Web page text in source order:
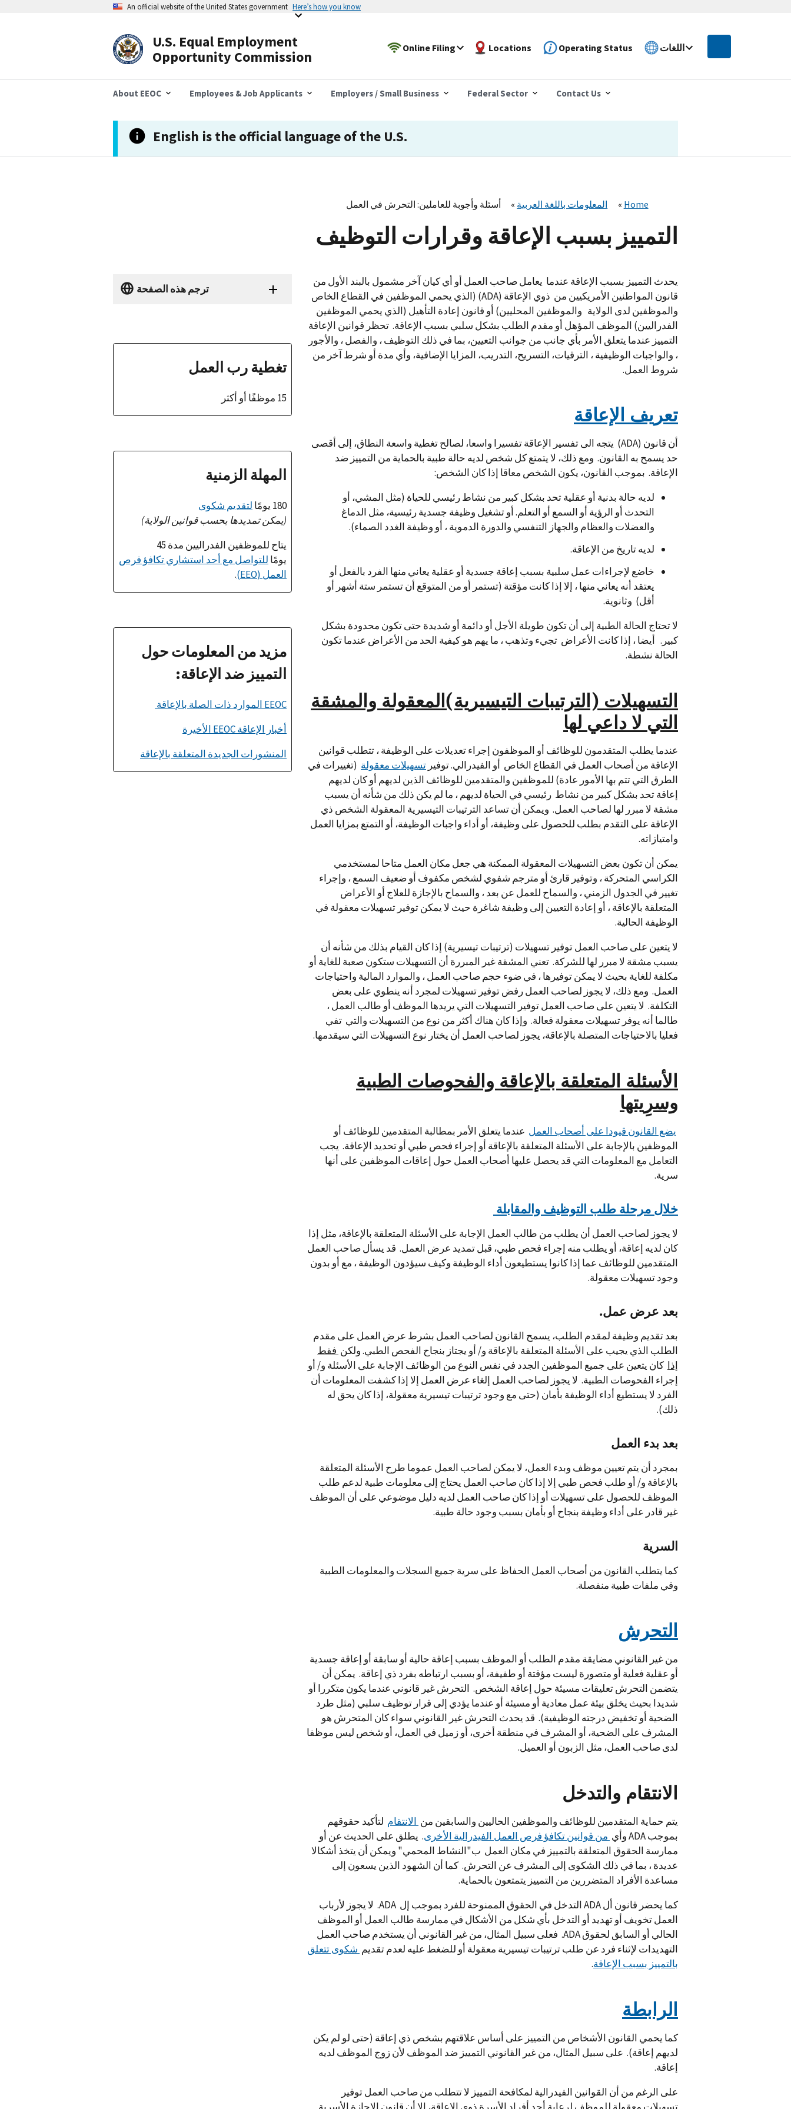
An official website of the United States government Here’s how you know
U.S. Equal Employment
Opportunity Commission
Online Filing Locations Operating Status اللغات
About EEOC Employees & Job Applicants Employers / Small Business Federal Sector Contact Us
English is the official language of the U.S.
Home المعلومات باللغة العربية أسئلة وأجوبة للعاملين: التحرش في العمل
التمييز بسبب الإعاقة وقرارات التوظيف
يحدث التمييز بسبب الإعاقة عندما يعامل صاحب العمل أو أي كيان آخر مشمول بالبند الأول من
قانون المواطنين الأمريكيين من ذوي الإعاقة (ADA) (الذي يحمي الموظفين في القطاع الخاص
والموظفين لدى الولاية والموظفين المحليين) أو قانون إعادة التأهيل (الذي يحمي الموظفين
الفدراليين) الموظف المؤهل أو مقدم الطلب بشكل سلبي بسبب الإعاقة. تحظر قوانين الإعاقة
التمييز عندما يتعلق الأمر بأي جانب من جوانب التعيين، بما في ذلك التوظيف ، والفصل ، والأجور
، والواجبات الوظيفية ، الترقيات، التسريح، التدريب، المزايا الإضافية، وأي مدة أو شرط آخر من
شروط العمل.
تعريف الإعاقة
أن قانون (ADA) يتجه الى تفسير الإعاقة تفسيرا واسعا، لصالح تغطية واسعة النطاق، إلى أقصى
حد يسمح به القانون. ومع ذلك، لا يتمتع كل شخص لديه حالة طبية بالحماية من التمييز ضد
الإعاقة. بموجب القانون، يكون الشخص معاقا إذا كان الشخص:
لديه حالة بدنية أو عقلية تحد بشكل كبير من نشاط رئيسي للحياة (مثل المشي، أو
التحدث أو الرؤية أو السمع أو التعلم. أو تشغيل وظيفة جسدية رئيسية، مثل الدماغ
والعضلات والعظام والجهاز التنفسي والدورة الدموية ، أو وظيفة الغدد الصماء).
لديه تاريخ من الإعاقة.
خاضع لإجراءات عمل سلبية بسبب إعاقة جسدية أو عقلية يعاني منها الفرد بالفعل أو
يعتقد أنه يعاني منها ، إلا إذا كانت مؤقتة (تستمر أو من المتوقع أن تستمر ستة أشهر أو
أقل) وثانوية.
لا تحتاج الحالة الطبية إلى أن تكون طويلة الأجل أو دائمة أو شديدة حتى تكون محدودة بشكل
كبير. أيضا ، إذا كانت الأعراض تجيء وتذهب ، ما يهم هو كيفية الحد من الأعراض عندما تكون
الحالة نشطة.
التسهيلات (الترتيبات التيسيرية)المعقولة والمشقة
التي لا داعي لها
عندما يطلب المتقدمون للوظائف أو الموظفون إجراء تعديلات على الوظيفة ، تتطلب قوانين
الإعاقة من أصحاب العمل في القطاع الخاص أو الفيدرالي. توفير تسهيلات معقولة (تغييرات في
الطرق التي تتم بها الأمور عادة) للموظفين والمتقدمين للوظائف الذين لديهم أو كان لديهم
إعاقة تحد بشكل كبير من نشاط رئيسي في الحياة لديهم ، ما لم يكن ذلك من شأنه أن يسبب
مشقة لا مبرر لها لصاحب العمل. ويمكن أن تساعد الترتيبات التيسيرية المعقولة الشخص ذي
الإعاقة على التقدم بطلب للحصول على وظيفة، أو أداء واجبات الوظيفة، أو التمتع بمزايا العمل
وامتيازاته.
يمكن أن تكون بعض التسهيلات المعقولة الممكنة هي جعل مكان العمل متاحا لمستخدمي
الكراسي المتحركة ، وتوفير قارئ أو مترجم شفوي لشخص مكفوف أو ضعيف السمع ، وإجراء
تغيير في الجدول الزمني ، والسماح للعمل عن بعد ، والسماح بالإجازة للعلاج أو الأعراض
المتعلقة بالإعاقة ، أو إعادة التعيين إلى وظيفة شاغرة حيث لا يمكن توفير تسهيلات معقولة في
الوظيفة الحالية.
لا يتعين على صاحب العمل توفير تسهيلات (ترتيبات تيسيرية) إذا كان القيام بذلك من شأنه أن
يسبب مشقة لا مبرر لها للشركة. تعني المشقة غير المبررة أن التسهيلات ستكون صعبة للغاية أو
مكلفة للغاية بحيث لا يمكن توفيرها ، في ضوء حجم صاحب العمل ، والموارد المالية واحتياجات
العمل. ومع ذلك، لا يجوز لصاحب العمل رفض توفير تسهيلات لمجرد أنه ينطوي على بعض
التكلفة. لا يتعين على صاحب العمل توفير التسهيلات التي يريدها الموظف أو طالب العمل ،
طالما أنه يوفر تسهيلات معقولة فعالة. وإذا كان هناك أكثر من نوع من التسهيلات والتي تفي
فعليا بالاحتياجات المتصلة بالإعاقة، يجوز لصاحب العمل أن يختار نوع التسهيلات التي سيقدمها.
الأسئلة المتعلقة بالإعاقة والفحوصات الطبية
وسرِيتها
يضع القانون قيودا على أصحاب العمل عندما يتعلق الأمر بمطالبة المتقدمين للوظائف أو
الموظفين بالإجابة على الأسئلة المتعلقة بالإعاقة أو إجراء فحص طبي أو تحديد الإعاقة. يجب
التعامل مع المعلومات التي قد يحصل عليها أصحاب العمل حول إعاقات الموظفين على أنها
سرية.
خلال مرحلة طلب التوظيف والمقابلة
لا يجوز لصاحب العمل أن يطلب من طالب العمل الإجابة على الأسئلة المتعلقة بالإعاقة، مثل إذا
كان لديه إعاقة، أو يطلب منه إجراء فحص طبي، قبل تمديد عرض العمل. قد يسأل صاحب العمل
المتقدمين للوظائف عما إذا كانوا يستطيعون أداء الوظيفة وكيف سيؤدون الوظيفة ، مع أو بدون
وجود تسهيلات معقولة.
بعد عرض عمل.
بعد تقديم وظيفة لمقدم الطلب، يسمح القانون لصاحب العمل بشرط عرض العمل على مقدم
الطلب الذي يجيب على الأسئلة المتعلقة بالإعاقة و/ أو يجتاز بنجاح الفحص الطبي. ولكن فقط
إذا كان يتعين على جميع الموظفين الجدد في نفس النوع من الوظائف الإجابة على الأسئلة و/ أو
إجراء الفحوصات الطبية. لا يجوز لصاحب العمل إلغاء عرض العمل إلا إذا كشفت المعلومات أن
الفرد لا يستطيع أداء الوظيفة بأمان (حتى مع وجود ترتيبات تيسيرية معقولة، إذا كان يحق له
ذلك).
بعد بدء العمل
بمجرد أن يتم تعيين موظف وبدء العمل، لا يمكن لصاحب العمل عموما طرح الأسئلة المتعلقة
بالإعاقة و/ أو طلب فحص طبي إلا إذا كان صاحب العمل يحتاج إلى معلومات طبية لدعم طلب
الموظف للحصول على تسهيلات أو إذا كان صاحب العمل لديه دليل موضوعي على أن الموظف
غير قادر على أداء وظيفة بنجاح أو بأمان بسبب وجود حالة طبية.
السرية
كما يتطلب القانون من أصحاب العمل الحفاظ على سرية جميع السجلات والمعلومات الطبية
وفي ملفات طبية منفصلة.
التحرش
من غير القانوني مضايقة مقدم الطلب أو الموظف بسبب إعاقة حالية أو سابقة أو إعاقة جسدية
أو عقلية فعلية أو متصورة ليست مؤقتة أو طفيفة، أو بسبب ارتباطه بفرد ذي إعاقة. يمكن أن
يتضمن التحرش تعليقات مسيئة حول إعاقة الشخص. التحرش غير قانوني عندما يكون متكررا أو
شديدا بحيث يخلق بيئة عمل معادية أو مسيئة أو عندما يؤدي إلى قرار توظيف سلبي (مثل طرد
الضحية أو تخفيض درجته الوظيفية). قد يحدث التحرش غير القانوني سواء كان المتحرش هو
المشرف على الضحية، أو المشرف في منطقة أخرى، أو زميل في العمل، أو شخص ليس موظفا
لدى صاحب العمل، مثل الزبون أو العميل.
الانتقام والتدخل
يتم حماية المتقدمين للوظائف والموظفين الحاليين والسابقين من الانتقام لتأكيد حقوقهم
بموجب ADA وأي
من قوانين تكافؤ فرص العمل الفيدرالية الأخرى. يطلق على الحديث عن أو
ممارسة الحقوق المتعلقة بالتمييز في مكان العمل ب"النشاط المحمي" ويمكن أن يتخذ أشكالا
عديدة ، بما في ذلك الشكوى إلى المشرف عن التحرش. كما أن الشهود الذين يسعون إلى
مساعدة الأفراد المتضررين من التمييز يتمتعون بالحماية.
كما يحضر قانون أل ADA التدخل في الحقوق الممنوحة للفرد بموجب إل ADA. لا يجوز لأرباب
العمل تخويف أو تهديد أو التدخل بأي شكل من الأشكال في ممارسة طالب العمل أو الموظف
الحالي أو السابق لحقوق ADA. فعلى سبيل المثال، من غير القانوني أن يستخدم صاحب العمل
التهديدات لإثناء فرد عن طلب ترتيبات تيسيرية معقولة أو للضغط عليه لعدم تقديم شكوى تتعلق
بالتمييز بسبب الإعاقة.
الرابطة
كما يحمي القانون الأشخاص من التمييز على أساس علاقتهم بشخص ذي إعاقة (حتى لو لم يكن
لديهم إعاقة). على سبيل المثال، من غير القانوني التمييز ضد الموظف لأن زوج الموظف لديه
إعاقة.
على الرغم من أن القوانين الفيدرالية لمكافحة التمييز لا تتطلب من صاحب العمل توفير
ترجم هذه الصفحة
تغطية رب العمل
15 موظفًا أو أكثر
المهلة الزمنية
180 يومًا
لتقديم شكوى
(يمكن تمديدها بحسب قوانين الولاية)
يتاح للموظفين الفدراليين مدة 45
يومًا للتواصل مع أحد استشاري تكافؤ فرص
العمل (EEO)
.
مزيد من المعلومات حول
التمييز ضد الإعاقة:
EEOC الموارد ذات الصلة بالإعاقة
أخبار الإعاقة EEOC الأخيرة
المنشورات الجديدة المتعلقة بالإعاقة